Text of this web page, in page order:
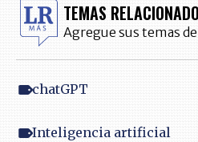
TEMAS
Agregue sus temas
chatGPT
Inteligencia artificial